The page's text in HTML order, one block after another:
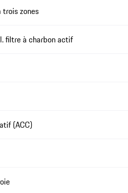
zones
filtre à charbon actif
(ACC)